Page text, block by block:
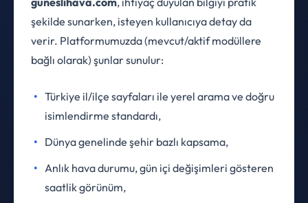
şekilde sunarken, isteyen kullanıcıya detay da
verir. Platformumuzda (mevcut/aktif modüllere
bağlı olarak) şunlar sunulur:
Türkiye il/ilçe sayfaları ile yerel arama ve doğru
isimlendirme standardı,
Dünya genelinde şehir bazlı kapsama,
Anlık hava durumu, gün içi değişimleri gösteren
saatlik görünüm,